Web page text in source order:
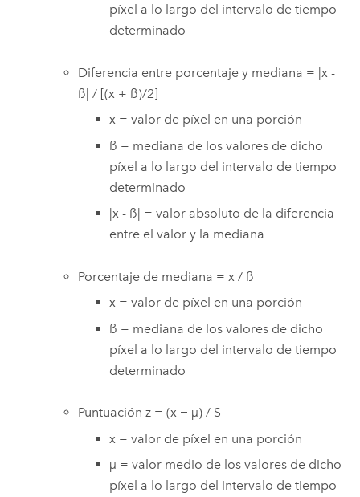
píxel a lo largo del intervalo de tiempo
determinado
Diferencia entre porcentaje y mediana = |x -
ß| / [(x + ß)/2]
x = valor de píxel en una porción
ß = mediana de los valores de dicho
píxel a lo largo del intervalo de tiempo
determinado
|x - ß| = valor absoluto de la diferencia
entre el valor y la mediana
Porcentaje de mediana = x / ß
x = valor de píxel en una porción
ß = mediana de los valores de dicho
píxel a lo largo del intervalo de tiempo
determinado
Puntuación z = (x − µ) / S
x = valor de píxel en una porción
µ = valor medio de los valores de dicho
píxel a lo largo del intervalo de tiempo